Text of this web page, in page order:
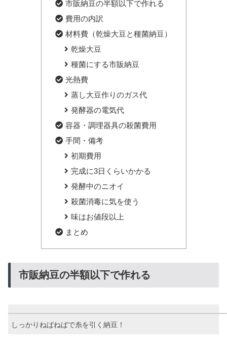
市販納豆の半額以下で作れる
費用の内訳
材料費（乾燥大豆と種菌納豆）
乾燥大豆
種菌にする市販納豆
光熱費
蒸し大豆作りのガス代
発酵器の電気代
容器・調理器具の殺菌費用
手間・備考
初期費用
完成に3日くらいかかる
発酵中のニオイ
殺菌消毒に気を使う
味はお値段以上
まとめ
市販納豆の半額以下で作れる
しっかりねばねばで糸を引く納豆！